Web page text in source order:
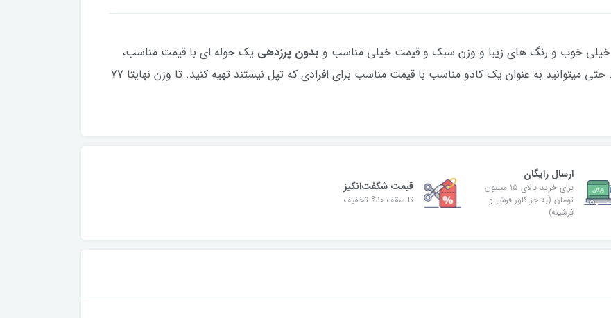
خیلی خوب و رنگ های زیبا و وزن سبک و قیمت خیلی مناسب و بدون پرزدهی یک حوله ای با قیمت مناسب،
و به صرفه و بسته بندی جعبه خوب. حتی میتوانید به عنوان یک کادو مناسب با قیمت مناسب برای افرادی که تپل نیستند تهیه کنید. تا وزن نهایتا 77
ارسال رایگان
برای خرید بالای ۱۵ میلیون
تومان (به جز کاور فرش و
فرشینه)
قیمت شگفت‌انگیز
تا سقف ۱۰% تخفیف